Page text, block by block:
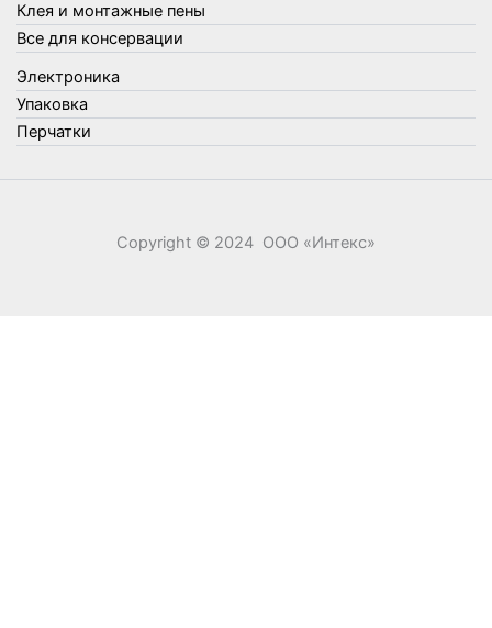
Швабры, стекломои, черенки и насадки
Шнуры, веревки и шпагаты
Электроника
Элементы питания
Клея и монтажные пены
Все для консервации
Электроника
Упаковка
Перчатки
Copyright © 2024 ООО «‎Интекс»‎